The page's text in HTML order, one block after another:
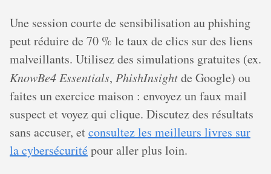
Une session courte de sensibilisation au phishing
peut réduire de 70 % le taux de clics sur des liens
malveillants. Utilisez des simulations gratuites (ex.
KnowBe4 Essentials, PhishInsightde Google) ou
faites un exercice maison : envoyez un faux mail
suspect et voyez qui clique. Discutez des résultats
sans accuser, etconsultez les meilleurs livres sur
la cybersécuritépour aller plus loin.